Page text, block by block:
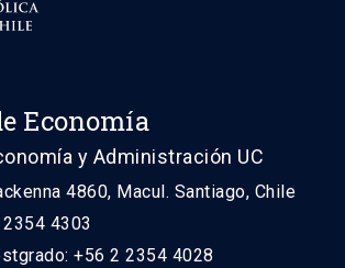
Economía
y Administración UC
4860, Macul. Santiago, Chile
4303
+56 2 2354 4028